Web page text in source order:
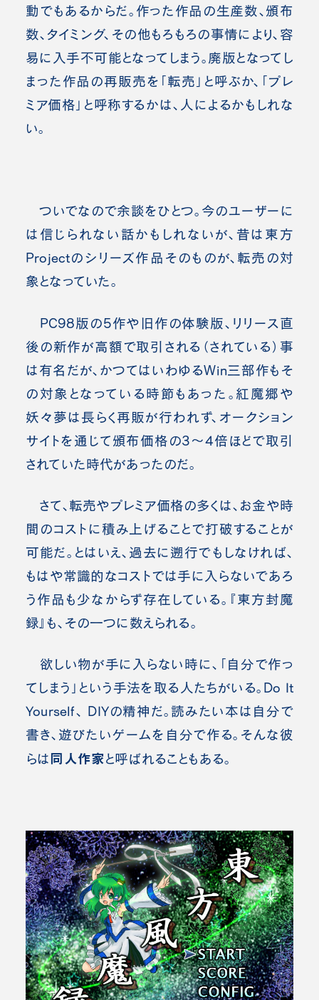
動でもあるからだ。作った作品の生産数、頒布
数、タイミング、その他もろもろの事情により、容
易に入手不可能となってしまう。廃版となってし
まった作品の再販売を「転売」と呼ぶか、「プレ
ミア価格」と呼称するかは、人によるかもしれな
い。
ついでなので余談をひとつ。今のユーザーに
は信じられない話かもしれないが、昔は東方
Projectのシリーズ作品そのものが、転売の対
象となっていた。
PC98版の5作や旧作の体験版、リリース直
後の新作が高額で取引される（されている）事
は有名だが、かつてはいわゆるWin三部作もそ
の対象となっている時節もあった。紅魔郷や
妖々夢は長らく再販が行われず、オークション
サイトを通じて頒布価格の3～4倍ほどで取引
されていた時代があったのだ。
さて、転売やプレミア価格の多くは、お金や時
間のコストに積み上げることで打破することが
可能だ。とはいえ、過去に遡行でもしなければ、
もはや常識的なコストでは手に入らないであろ
う作品も少なからず存在している。『東方封魔
録』も、その一つに数えられる。
欲しい物が手に入らない時に、「自分で作っ
てしまう」という手法を取る人たちがいる。Do It
Yourself、 DIYの精神だ。読みたい本は自分で
書き、遊びたいゲームを自分で作る。そんな彼
らは 同人作家 と呼ばれることもある。